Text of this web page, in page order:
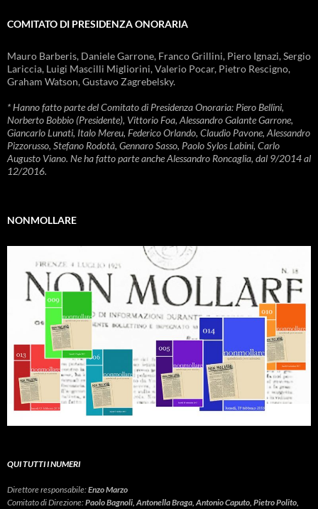
COMITATO DI PRESIDENZA ONORARIA
Mauro Barberis, Daniele Garrone, Franco Grillini, Piero Ignazi, Sergio
Lariccia, Luigi Mascilli Migliorini, Valerio Pocar, Pietro Rescigno,
Graham Watson, Gustavo Zagrebelsky.
* Hanno fatto parte del Comitato di Presidenza Onoraria: Piero Bellini,
Norberto Bobbio (Presidente), Vittorio Foa, Alessandro Galante Garrone,
Giancarlo Lunati, Italo Mereu, Federico Orlando, Claudio Pavone, Alessandro
Pizzorusso, Stefano Rodotà, Gennaro Sasso, Paolo Sylos Labini, Carlo
Augusto Viano. Ne ha fatto parte anche Alessandro Roncaglia, dal 9/2014 al
12/2016.
NONMOLLARE
QUI TUTTI I NUMERI
Direttore responsabile:Enzo Marzo
Comitato di Direzione:Paolo Bagnoli, Antonella Braga, Antonio Caputo, Pietro Polito,